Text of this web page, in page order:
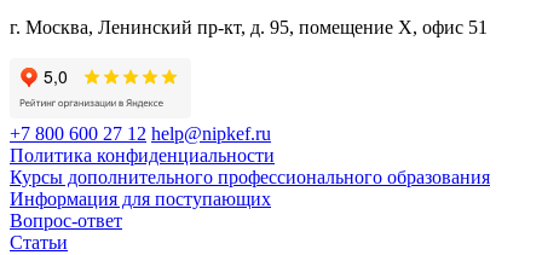
г. Москва, Ленинский пр-кт, д. 95, помещение Х, офис 51
+7 800 600 27 12 help@nipkef.ru
Политика конфиденциальности
Курсы дополнительного профессионального образования
Информация для поступающих
Вопрос-ответ
Статьи